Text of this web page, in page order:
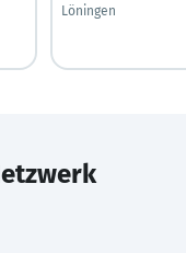
Löningen